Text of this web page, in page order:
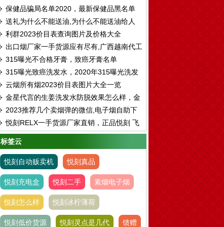
保健品骗局名单2020，最新保健品黑名单
送礼为什么不能送油,为什么不能送油给人
利群2023价目表查询图片及价格大全
出口烟厂家一手货源应有尽有,广西越南代工
烟仓库免税烟一手
315曝光不合格牙膏，致癌牙膏名单
315曝光致癌洗发水，2020年315曝光洗发
水名单
云烟所有烟2023价目表图片大全一览
金星代言的生姜洗发水防脱效果怎么样，金
星代言的博滴洗发水真的有用吗
2023推荐几个卖烟弹的微信,电子烟自助下
单平台
悦刻RELX一手货源厂家直销，正品悦刻 飞
雾 各种一次性 烟弹超多
标签云
悦刻自动贩卖机 悦刻真品
悦刻充电盒 悦刻二手 素烟电子烟
悦刻怎么样 悦刻冰柠薄荷
悦刻低价货源 悦刻灵点是几代 馈赠